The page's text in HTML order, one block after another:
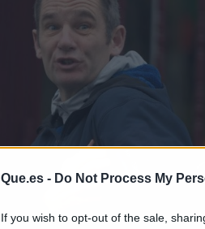
Que.es - Do Not Process My
If you wish to opt-out of the sale,